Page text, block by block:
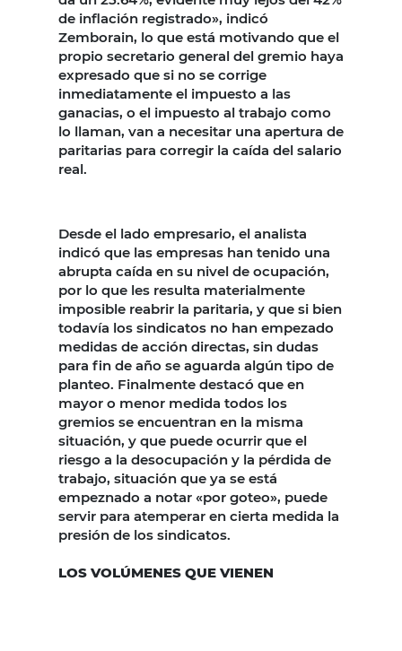
de inflación registrado», indicó
Zemborain, lo que está motivando que el
propio secretario general del gremio haya
expresado que si no se corrige
inmediatamente el impuesto a las
ganacias, o el impuesto al trabajo como
lo llaman, van a necesitar una apertura de
paritarias para corregir la caída del salario
real.
Desde el lado empresario, el analista
indicó que las empresas han tenido una
abrupta caída en su nivel de ocupación,
por lo que les resulta materialmente
imposible reabrir la paritaria, y que si bien
todavía los sindicatos no han empezado
medidas de acción directas, sin dudas
para fin de año se aguarda algún tipo de
planteo. Finalmente destacó que en
mayor o menor medida todos los
gremios se encuentran en la misma
situación, y que puede ocurrir que el
riesgo a la desocupación y la pérdida de
trabajo, situación que ya se está
empeznado a notar «por goteo», puede
servir para atemperar en cierta medida la
presión de los sindicatos.
LOS VOLÚMENES QUE VIENEN